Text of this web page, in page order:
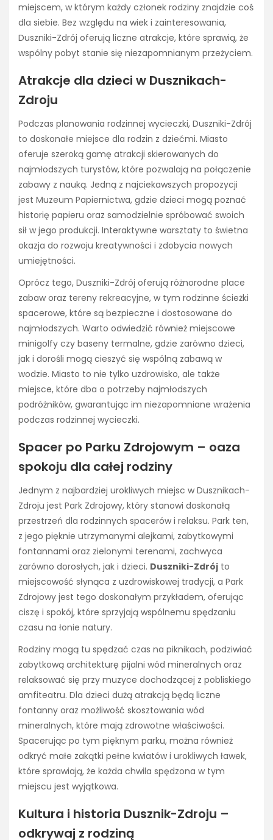
miejscem, w którym każdy członek rodziny znajdzie coś
dla siebie. Bez względu na wiek i zainteresowania,
Duszniki-Zdrój oferują liczne atrakcje, które sprawią, że
wspólny pobyt stanie się niezapomnianym przeżyciem.
Atrakcje dla dzieci w Dusznikach-
Zdroju
Podczas planowania rodzinnej wycieczki, Duszniki-Zdrój
to doskonałe miejsce dla rodzin z dziećmi. Miasto
oferuje szeroką gamę atrakcji skierowanych do
najmłodszych turystów, które pozwalają na połączenie
zabawy z nauką. Jedną z najciekawszych propozycji
jest Muzeum Papiernictwa, gdzie dzieci mogą poznać
historię papieru oraz samodzielnie spróbować swoich
sił w jego produkcji. Interaktywne warsztaty to świetna
okazja do rozwoju kreatywności i zdobycia nowych
umiejętności.
Oprócz tego, Duszniki-Zdrój oferują różnorodne place
zabaw oraz tereny rekreacyjne, w tym rodzinne ścieżki
spacerowe, które są bezpieczne i dostosowane do
najmłodszych. Warto odwiedzić również miejscowe
minigolfy czy baseny termalne, gdzie zarówno dzieci,
jak i dorośli mogą cieszyć się wspólną zabawą w
wodzie. Miasto to nie tylko uzdrowisko, ale także
miejsce, które dba o potrzeby najmłodszych
podróżników, gwarantując im niezapomniane wrażenia
podczas rodzinnej wycieczki.
Spacer po Parku Zdrojowym – oaza
spokoju dla całej rodziny
Jednym z najbardziej urokliwych miejsc w Dusznikach-
Zdroju jest Park Zdrojowy, który stanowi doskonałą
przestrzeń dla rodzinnych spacerów i relaksu. Park ten,
z jego pięknie utrzymanymi alejkami, zabytkowymi
fontannami oraz zielonymi terenami, zachwyca
zarówno dorosłych, jak i dzieci. Duszniki-Zdrój to
miejscowość słynąca z uzdrowiskowej tradycji, a Park
Zdrojowy jest tego doskonałym przykładem, oferując
ciszę i spokój, które sprzyjają wspólnemu spędzaniu
czasu na łonie natury.
Rodziny mogą tu spędzać czas na piknikach, podziwiać
zabytkową architekturę pijalni wód mineralnych oraz
relaksować się przy muzyce dochodzącej z pobliskiego
amfiteatru. Dla dzieci dużą atrakcją będą liczne
fontanny oraz możliwość skosztowania wód
mineralnych, które mają zdrowotne właściwości.
Spacerując po tym pięknym parku, można również
odkryć małe zakątki pełne kwiatów i urokliwych ławek,
które sprawiają, że każda chwila spędzona w tym
miejscu jest wyjątkowa.
Kultura i historia Dusznik-Zdroju –
odkrywaj z rodziną